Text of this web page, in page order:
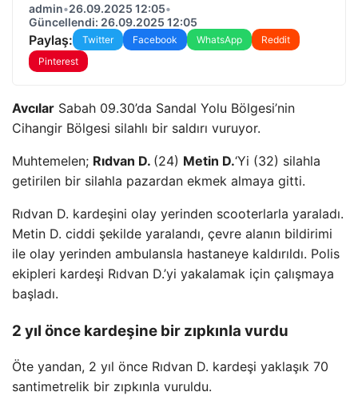
admin•26.09.2025 12:05•
Güncellendi: 26.09.2025 12:05
Paylaş: Twitter Facebook WhatsApp
Reddit
Pinterest
Avcılar Sabah 09.30’da Sandal Yolu Bölgesi’nin
Cihangir Bölgesi silahlı bir saldırı vuruyor.
Muhtemelen; Rıdvan D. (24) Metin D.‘Yi (32) silahla
getirilen bir silahla pazardan ekmek almaya gitti.
Rıdvan D. kardeşini olay yerinden scooterlarla yaraladı.
Metin D. ciddi şekilde yaralandı, çevre alanın bildirimi
ile olay yerinden ambulansla hastaneye kaldırıldı. Polis
ekipleri kardeşi Rıdvan D.’yi yakalamak için çalışmaya
başladı.
2 yıl önce kardeşine bir zıpkınla vurdu
Öte yandan, 2 yıl önce Rıdvan D. kardeşi yaklaşık 70
santimetrelik bir zıpkınla vuruldu.